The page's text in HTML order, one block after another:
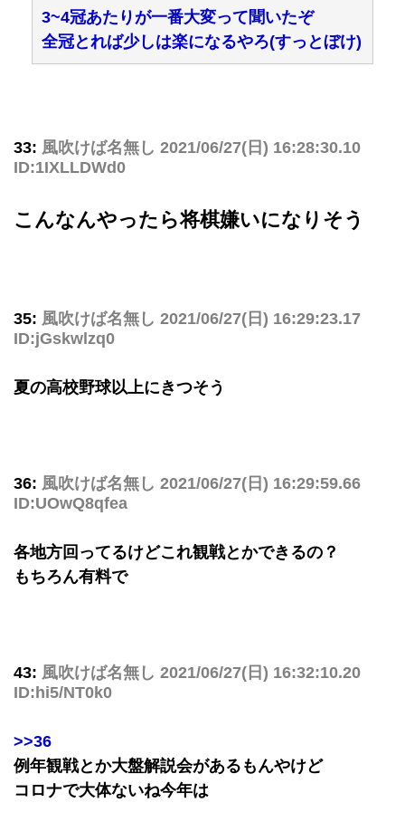
3~4冠あたりが一番大変って聞いたぞ
全冠とれば少しは楽になるやろ(すっとぼけ)
33: 風吹けば名無し 2021/06/27(日) 16:28:30.10
ID:1IXLLDWd0
こんなんやったら将棋嫌いになりそう
35: 風吹けば名無し 2021/06/27(日) 16:29:23.17
ID:jGskwlzq0
夏の高校野球以上にきつそう
36: 風吹けば名無し 2021/06/27(日) 16:29:59.66
ID:UOwQ8qfea
各地方回ってるけどこれ観戦とかできるの？
もちろん有料で
43: 風吹けば名無し 2021/06/27(日) 16:32:10.20
ID:hi5/NT0k0
>>36
例年観戦とか大盤解説会があるもんやけど
コロナで大体ないね今年は